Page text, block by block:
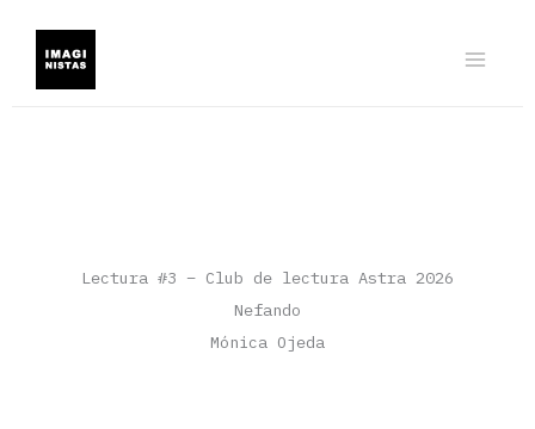
contenido
Lectura #3 – Club de lectura Astra 2026
Nefando
Mónica Ojeda